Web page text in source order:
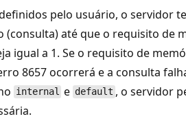
pelo usuário, o servidor
(consulta) até que o requisito de
igual a 1. Se o requisito de
8657 ocorrerá e a consulta
internal e default , o servidor